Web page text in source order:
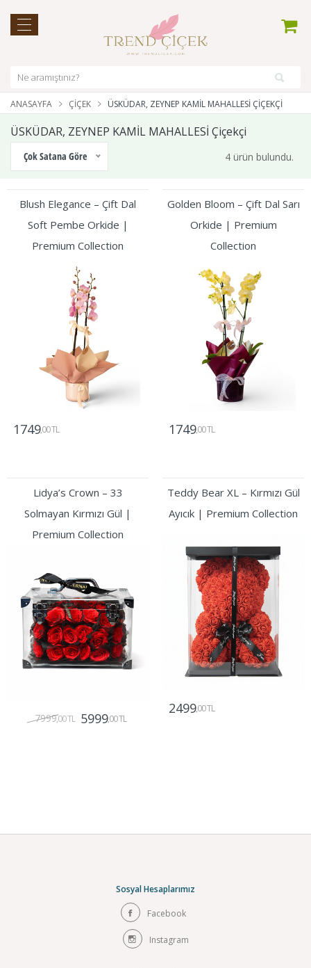
ANASAYFA ÇIÇEK ÜSKÜDAR, ZEYNEP KAMİL MAHALLESİ ÇIÇEKÇI
ÜSKÜDAR, ZEYNEP KAMİL MAHALLESİ Çiçekçi
Çok Satana Göre 4 ürün bulundu.
Blush Elegance – Çift Dal
Soft Pembe Orkide |
Premium Collection
1749,00 TL
Golden Bloom – Çift Dal Sarı
Orkide | Premium
Collection
1749,00 TL
Lidya’s Crown – 33
Solmayan Kırmızı Gül |
Premium Collection
7999,00 TL 5999,00 TL
Teddy Bear XL – Kırmızı Gül
Ayıcık | Premium Collection
2499,00 TL
Sosyal Hesaplarımız
Facebook
Instagram